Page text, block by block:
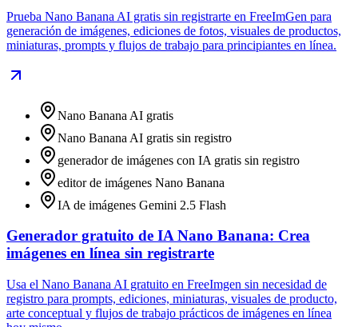
Prueba Nano Banana AI gratis sin registrarte en FreeImGen para
generación de imágenes, ediciones de fotos, visuales de productos,
miniaturas, prompts y flujos de trabajo para principiantes en línea.
Nano Banana AI gratis
Nano Banana AI gratis sin registro
generador de imágenes con IA gratis sin registro
editor de imágenes Nano Banana
IA de imágenes Gemini 2.5 Flash
Generador gratuito de IA Nano Banana: Crea
imágenes en línea sin registrarte
Usa el Nano Banana AI gratuito en FreeImgen sin necesidad de
registro para prompts, ediciones, miniaturas, visuales de producto,
arte conceptual y flujos de trabajo prácticos de imágenes en línea